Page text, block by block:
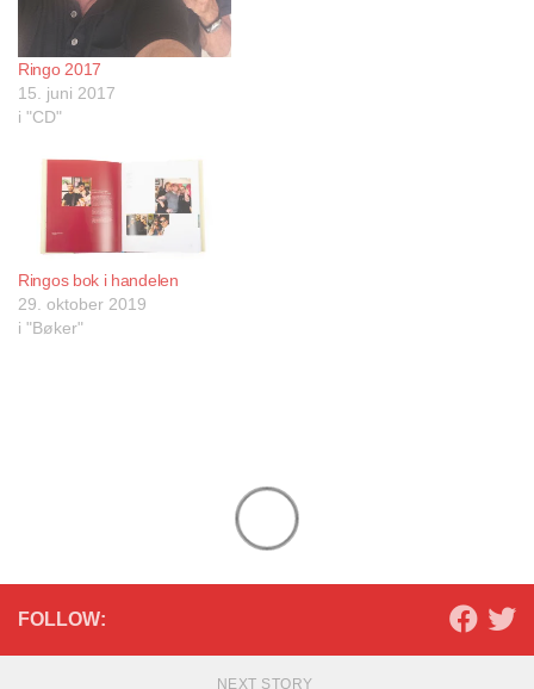
Ringo 2017
15. juni 2017
i "CD"
Ringos bok i handelen
29. oktober 2019
i "Bøker"
FOLLOW:
NEXT STORY